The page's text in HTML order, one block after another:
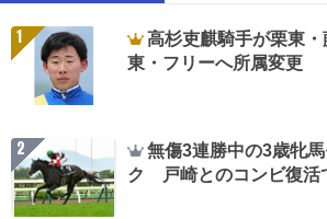
1
高杉吏麒騎手が栗東
東・フリーへ所属変更
2
無傷3連勝中の3歳牝
ク 戸崎とのコンビ復活